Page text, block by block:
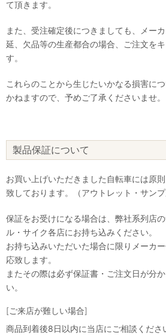
て頂きます。
また、受注確定後につきましても、メー
延、欠品等の生産都合の場合、ご注文を
す。
これらのことから生じたいかなる損害に
かねますので、予めご了承くださいませ。
製品保証について
お買い上げいただきました自転車には原
致しております。（アウトレット・サンプ
保証をお受けになる場合は、弊社系列店
ル・サイク各店にお持ち込みください。
お持ち込みいただいた場合に限りメーカ
応致します。
またその際は必ず保証書・ご注文日が分
い。
[ご来店が難しい場合]
商品到着後8日以内に当店にご相談くださ